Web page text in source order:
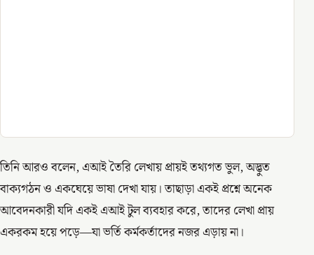
তিনি আরও বলেন, এআই তৈরি লেখায় প্রায়ই তথ্যগত ভুল, অদ্ভুত
বাক্যগঠন ও একঘেয়ে ভাষা দেখা যায়। তাছাড়া একই প্রশ্নে অনেক
আবেদনকারী যদি একই এআই টুল ব্যবহার করে, তাদের লেখা প্রায়
একরকম হয়ে পড়ে—যা ভর্তি কর্মকর্তাদের নজর এড়ায় না।